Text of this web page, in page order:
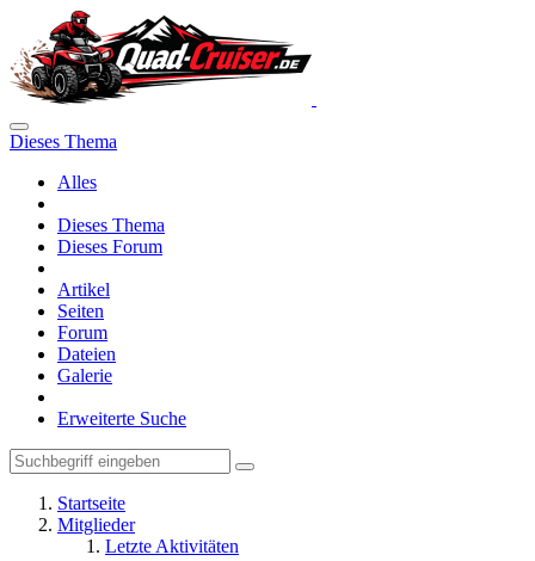
Dieses Thema
Alles
Dieses Thema
Dieses Forum
Artikel
Seiten
Forum
Dateien
Galerie
Erweiterte Suche
Startseite
Mitglieder
Letzte Aktivitäten